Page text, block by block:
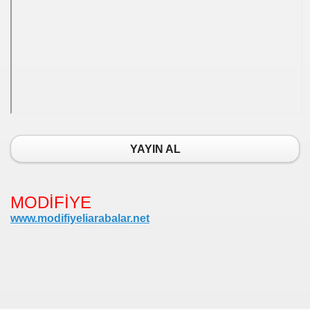
YAYIN AL
MODİFİYE
www.modifiyeliarabalar.net